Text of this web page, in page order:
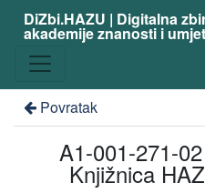
DiZbi.HAZU | Digitalna
akademije znanosti i
Povratak
A1-001-271-
Knjižnica